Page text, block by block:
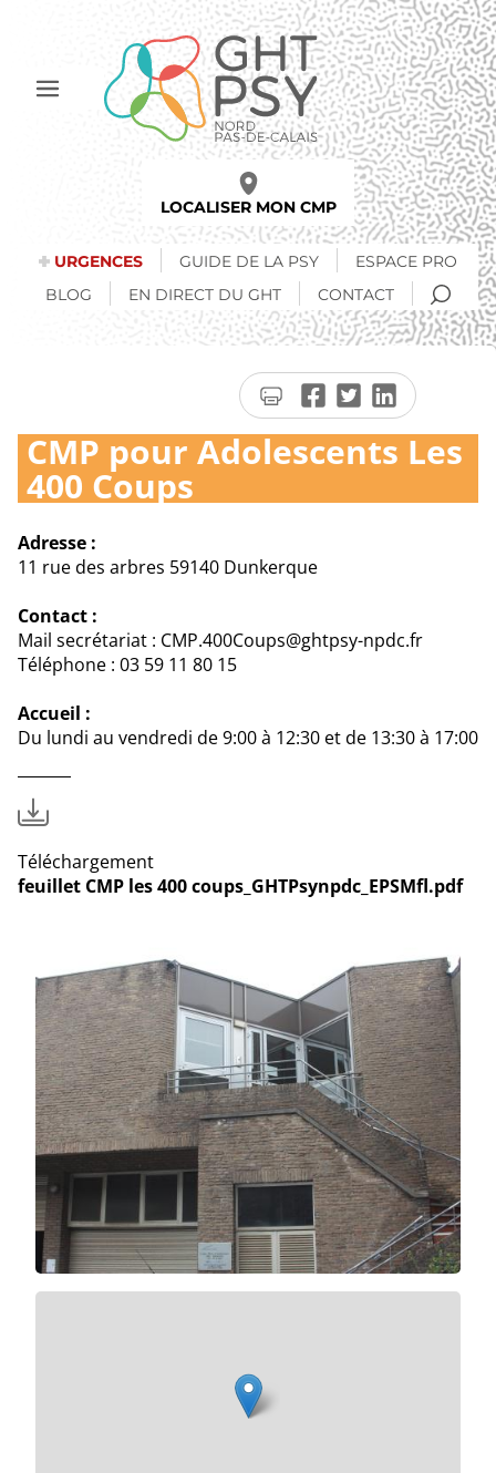
principal
Afficher
LOCALISER MON CMP
URGENCES GUIDE DE LA PSY
ESPACE PRO
BLOG
EN DIRECT DU GHT CONTACT
CMP pour Adolescents Les
400 Coups
Adresse :
11 rue des arbres 59140 Dunkerque
Contact :
Mail secrétariat : CMP.400Coups@ghtpsy-npdc.fr
Téléphone : 03 59 11 80 15
Accueil :
Du lundi au vendredi de 9:00 à 12:30 et de 13:30 à 17:00
Téléchargement
feuillet CMP les 400 coups_GHTPsynpdc_EPSMfl.pdf
Imprimer
la
page
Partager
sur
Facebook
Partager
sur
Twitter
Partager
sur
LinkedIn